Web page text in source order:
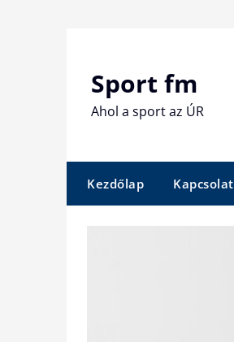
Sport fm
Ahol a sport az ÚR
Kezdőlap Kapcsolat